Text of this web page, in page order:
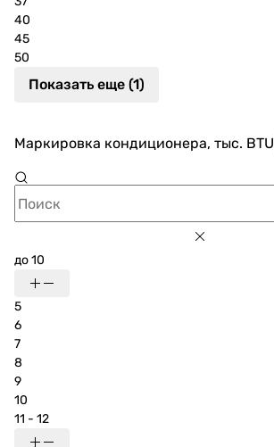
40
45
50
Показать еще (1)
Маркировка кондиционера, тыс. BTU
до 10
5
6
7
8
9
10
11 - 12